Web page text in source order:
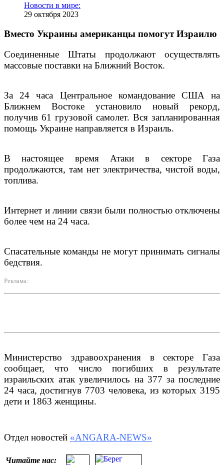
Новости в мире:
29 октября 2023
Вместо Украины американцы помогут Израилю
Соединенные Штаты продолжают осуществлять
массовые поставки на Ближний Восток.
За 24 часа Центральное командование США на
Ближнем Востоке установило новый рекорд,
получив 61 грузовой самолет. Вся запланированная
помощь Украине направляется в Израиль.
В настоящее время Атаки в секторе Газа
продолжаются, там нет электричества, чистой воды,
топлива.
Интернет и линии связи были полностью отключены
более чем на 24 часа.
Спасательные команды не могут принимать сигналы
бедствия.
Реклама:
Министерство здравоохранения в секторе Газа
сообщает, что число погибших в результате
израильских атак увеличилось на 377 за последние
24 часа, достигнув 7703 человека, из которых 3195
дети и 1863 женщины.
Отдел новостей «ANGARA-NEWS»
Читайте нас: